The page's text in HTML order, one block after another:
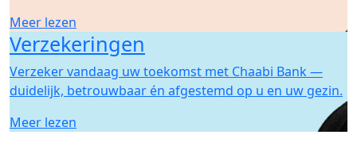
Meer lezen
Verzekeringen
Verzeker vandaag uw toekomst met Chaabi Bank —
duidelijk, betrouwbaar én afgestemd op u en uw gezin.
Meer lezen